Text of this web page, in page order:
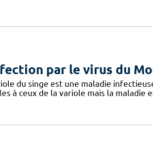
par le virus du
du singe est une maladie
à ceux de la variole mais la maladie